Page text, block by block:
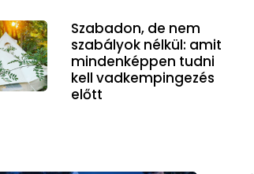
Szabadon, de nem
szabályok nélkül: amit
mindenképpen tudni
kell vadkempingezés
előtt